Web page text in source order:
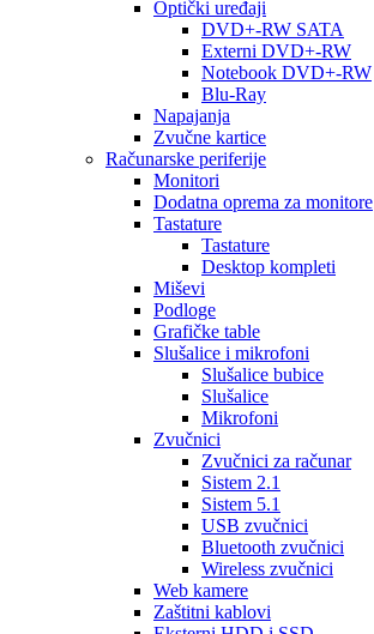
Optički uređaji
DVD+-RW SATA
Externi DVD+-RW
Notebook DVD+-RW
Blu-Ray
Napajanja
Zvučne kartice
Računarske periferije
Monitori
Dodatna oprema za monitore
Tastature
Tastature
Desktop kompleti
Miševi
Podloge
Grafičke table
Slušalice i mikrofoni
Slušalice bubice
Slušalice
Mikrofoni
Zvučnici
Zvučnici za računar
Sistem 2.1
Sistem 5.1
USB zvučnici
Bluetooth zvučnici
Wireless zvučnici
Web kamere
Zaštitni kablovi